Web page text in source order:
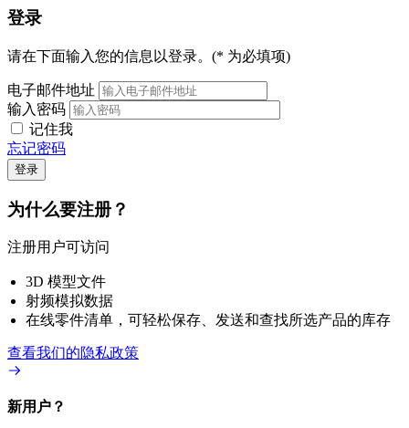
登录
请在下面输入您的信息以登录。(* 为必填项)
电子邮件地址
输入密码
记住我
忘记密码
登录
为什么要注册？
注册用户可访问
3D 模型文件
射频模拟数据
在线零件清单，可轻松保存、发送和查找所选产品的库存
查看我们的隐私政策
新用户？